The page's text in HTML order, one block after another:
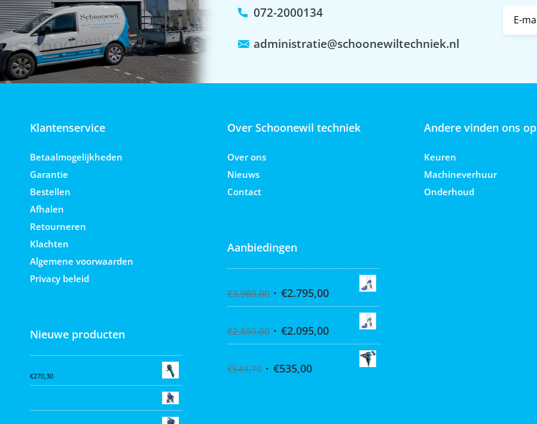
072-2000134
administratie@schoonewiltechniek.nl
Klantenservice
Betaalmogelijkheden
Garantie
Bestellen
Afhalen
Retourneren
Klachten
Algemene voorwaarden
Privacy beleid
Nieuwe producten
€270,30
Over Schoonewil techniek
Over ons
Nieuws
Contact
Aanbiedingen
€3.980,00 €2.795,00
€2.850,00 €2.095,00
€549,70 €535,00
Andere vinden ons op
Keuren
Machineverhuur
Onderhoud